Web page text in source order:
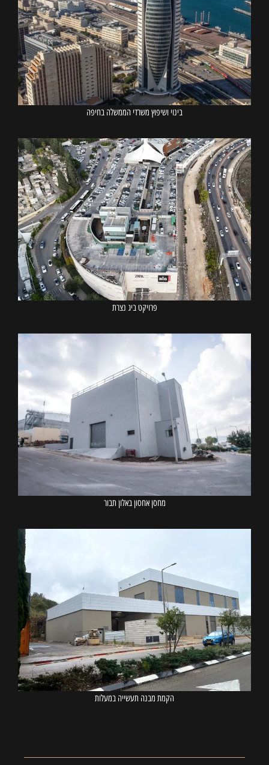
בינוי ושיפוץ משרדי הממשלה בחיפה
פרויקט ביג נצרת
מחסן אחסון באלון תבור
הקמת מבנה תעשייה במעלות